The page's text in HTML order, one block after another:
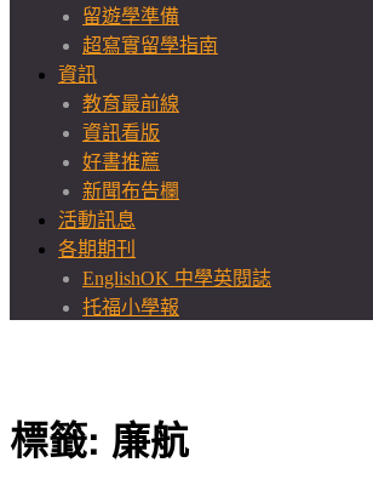
留遊學準備
超寫實留學指南
資訊
教育最前線
資訊看版
好書推薦
新聞布告欄
活動訊息
各期期刊
EnglishOK 中學英閱誌
托福小學報
標籤: 廉航